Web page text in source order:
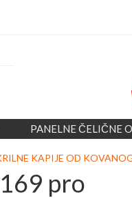
PANELNE ČELIČNE
KAPIJE OD
pro